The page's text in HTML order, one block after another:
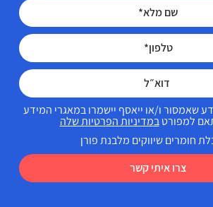
צרו איתי קשר
שאמסור ו/או ייאסף יישמרו במאגרי המידע
למפורטבמדיניות הפרטיות שלה
חומרים שיווקים מלבנת פורן